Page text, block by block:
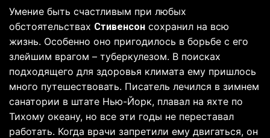
Умение быть счастливым при любых
обстоятельствах Стивенсон сохранил на всю
жизнь. Особенно оно пригодилось в борьбе с его
злейшим врагом – туберкулезом. В поисках
подходящего для здоровья климата ему пришлось
много путешествовать. Писатель лечился в зимнем
санатории в штате Нью-Йорк, плавал на яхте по
Тихому океану, но все эти годы не переставал
работать. Когда врачи запретили ему двигаться, он